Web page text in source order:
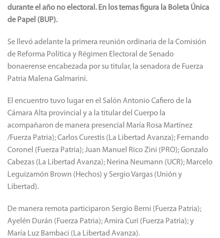
durante el año no electoral. En los temas figura la Boleta Única
de Papel (BUP).
Se llevó adelante la primera reunión ordinaria de la Comisión
de Reforma Política y Régimen Electoral de Senado
bonaerense encabezada por su titular, la senadora de Fuerza
Patria Malena Galmarini.
El encuentro tuvo lugar en el Salón Antonio Cafiero de la
Cámara Alta provincial y a la titular del Cuerpo la
acompañaron de manera presencial María Rosa Martínez
/Fuerza Patria); Carlos Curestis (La Libertad Avanza); Fernando
Coronel (Fuerza Patria); Juan Manuel Rico Zini (PRO); Gonzalo
Cabezas (La Libertad Avanza); Nerina Neumann (UCR); Marcelo
Leguizamón Brown (Hechos) y Sergio Vargas (Unión y
Libertad).
De manera remota participaron Sergio Berni (Fuerza Patria);
Ayelén Durán (Fuerza Patria); Amira Curi (Fuerza Patria); y
María Luz Bambaci (La Libertad Avanza).